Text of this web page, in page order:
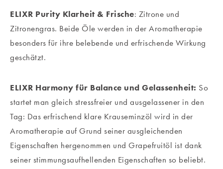
ELIXR Purity Klarheit & Frische: Zitrone und
Zitronengras. Beide Öle werden in der Aromatherapie
besonders für ihre belebende und erfrischende Wirkung
geschätzt.
ELIXR Harmony für Balance und Gelassenheit: So
startet man gleich stressfreier und ausgelassener in den
Tag: Das erfrischend klare Krauseminzöl wird in der
Aromatherapie auf Grund seiner ausgleichenden
Eigenschaften hergenommen und Grapefruitöl ist dank
seiner stimmungsaufhellenden Eigenschaften so beliebt.